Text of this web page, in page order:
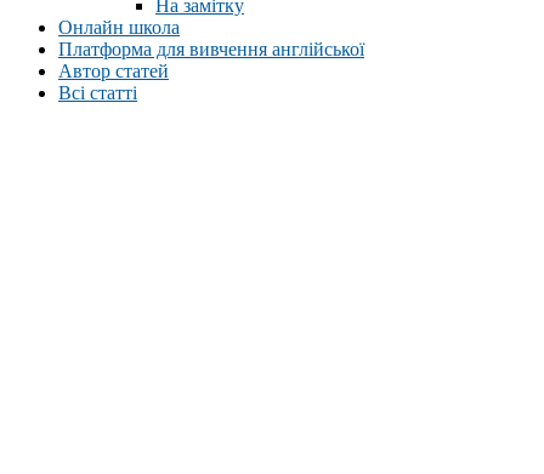
На замітку
Онлайн школа
Платформа для вивчення англійської
Автор статей
Всі статті